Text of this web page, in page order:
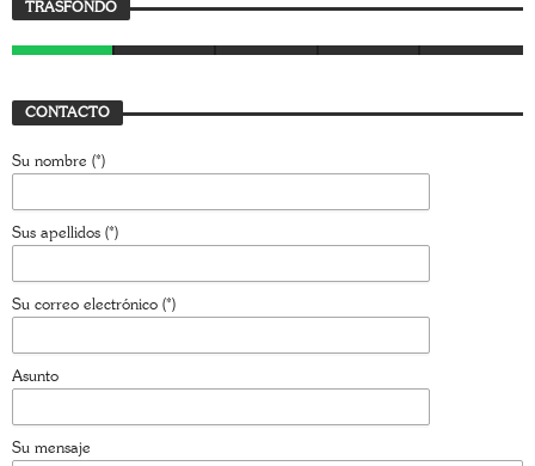
TRASFONDO
JAVIER BUSTAMANTE
CONTACTO
Su nombre (*)
Sus apellidos (*)
Su correo electrónico (*)
Asunto
Su mensaje